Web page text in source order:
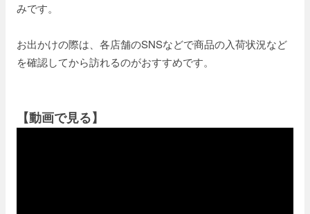
みです。
お出かけの際は、各店舗のSNSなどで商品の入荷状況など
を確認してから訪れるのがおすすめです。
【動画で見る】